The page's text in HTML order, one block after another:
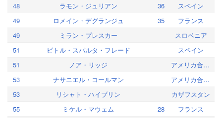
48
ラモン・ジュリアン 36
スペイン
49
ロメイン・デグランジュ 35
フランス
49
ミラン・プレスカー
スロベニア
51
ビトル・スパルタ・フレード
スペイン
51
ノア・リッジ
アメリカ合衆国
53
ナサニエル・コールマン
アメリカ合衆国
53
リシャト・ハイブリン
カザフスタン
55
ミケル・マウェム 28
フランス